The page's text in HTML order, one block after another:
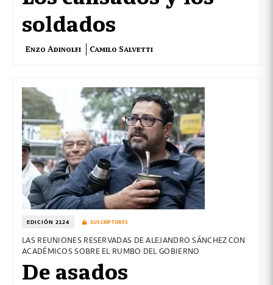
soldados
Enzo Adinolfi Camilo Salvetti
EDICIÓN 2124 SUSCRIPTORES
LAS REUNIONES RESERVADAS DE ALEJANDRO SÁNCHEZ CON
ACADÉMICOS SOBRE EL RUMBO DEL GOBIERNO
De asados